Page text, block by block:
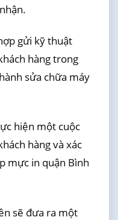
gửi kỹ thuật
hàng trong
sửa chữa máy
hiện một cuộc
hàng và xác
mực in quận Bình
sẽ đưa ra một